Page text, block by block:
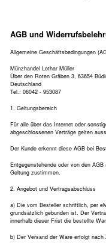
AGB und
Allgemeine Geschäftsbedingungen
Münzhandel Lothar Müller
Über den Roten Gräben 3, 63654
Deutschland
Tel.: 06042 - 953087
1. Geltungsbereich
Für alle über das Internet oder
abgeschlossenen Verträge gelten
Der Kunde erkennt diese AGB bei
Entgegenstehende oder von den
Geltung zustimmen.
2. Angebot und Vertragsabschluss
a) Die vom Besteller schriftlich, per
grundsätzlich gebunden ist. Der
innerhalb dieser Frist die bestellte
b) Der Versand der Ware erfolgt